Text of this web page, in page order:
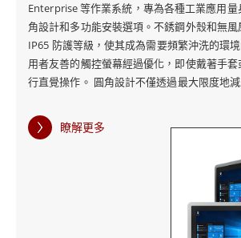
Enterprise 等作業系統，專為各種工業應用量
角設計和多功能安裝選項。不銹鋼外殼和無
IP65 防護等級，使其成為需要頻繁沖洗的環
用者友善的觸控螢幕經過優化，即使戴著手
行直覺操作。 圓角設計不僅透過最大限度地
準至關重要。多種安裝選項，包括站立或懸掛
足各種操作需求的靈活性。這些工業電腦配備
埠，例如 USB、RS232 和乙太網路，確保強
性。 融程的IP65不鏽鋼R系列工業電腦經久耐
料和先進的工程設計，在惡劣環境下提供卓
靠的性能。 Windows 10 IoT Enterprise 的加
功能和功能，使這些工業電腦成為工業應用的
瞭解更多